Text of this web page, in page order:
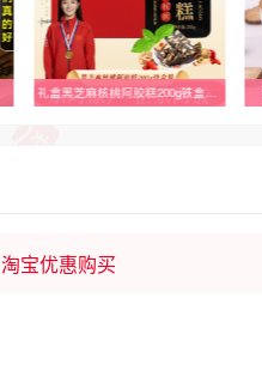
礼盒黑芝麻核桃阿胶糕200g铁盒正宗东阿即食红枣枸杞糕固元膏
淘宝优惠购买